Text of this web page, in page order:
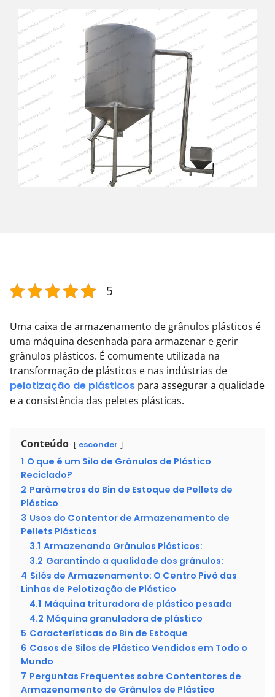
5
Uma caixa de armazenamento de grânulos plásticos é
uma máquina desenhada para armazenar e gerir
grânulos plásticos. É comumente utilizada na
transformação de plásticos e nas indústrias de
pelotização de plásticos para assegurar a qualidade
e a consistência das peletes plásticas.
Conteúdo esconder
1 O que é um Silo de Grânulos de Plástico
Reciclado?
2 Parâmetros do Bin de Estoque de Pellets de
Plástico
3 Usos do Contentor de Armazenamento de
Pellets Plásticos
3.1 Armazenando Grânulos Plásticos:
3.2 Garantindo a qualidade dos grânulos:
4 Silós de Armazenamento: O Centro Pivô das
Linhas de Pelotização de Plástico
4.1 Máquina trituradora de plástico pesada
4.2 Máquina granuladora de plástico
5 Características do Bin de Estoque
6 Casos de Silos de Plástico Vendidos em Todo o
Mundo
7 Perguntas Frequentes sobre Contentores de
Armazenamento de Grânulos de Plástico